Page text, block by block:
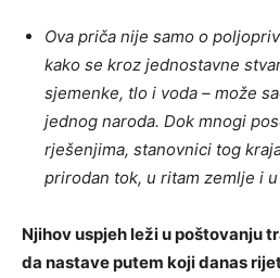
Ova priča nije samo o
kako se kroz jednostavne
sjemenke, tlo i voda – može
jednog naroda. Dok mnogi
rješenjima, stanovnici tog
prirodan tok, u ritam zemlje i
Njihov uspjeh leži u poštovanju
da nastave putem koji danas